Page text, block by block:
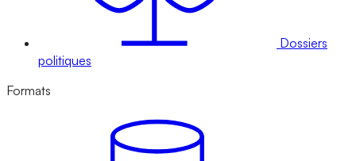
Dossiers
politiques
Formats